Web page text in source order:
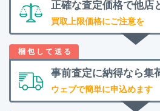
正確な査定価格で他店
買取上限価格にご注意を
事前査定に納得なら集
ウェブで簡単に申込めます